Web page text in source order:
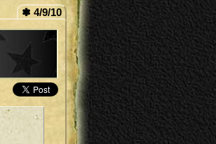
✽ 4/9/10